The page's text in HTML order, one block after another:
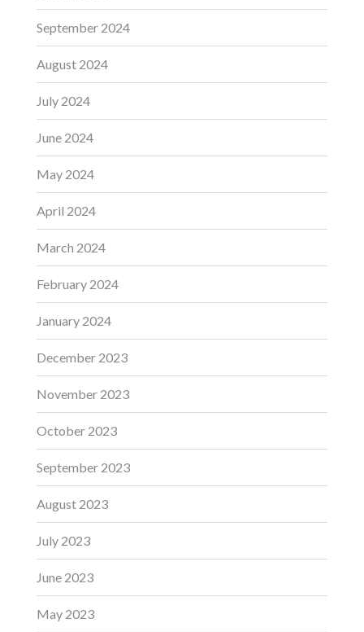
September 2024
August 2024
July 2024
June 2024
May 2024
April 2024
March 2024
February 2024
January 2024
December 2023
November 2023
October 2023
September 2023
August 2023
July 2023
June 2023
May 2023